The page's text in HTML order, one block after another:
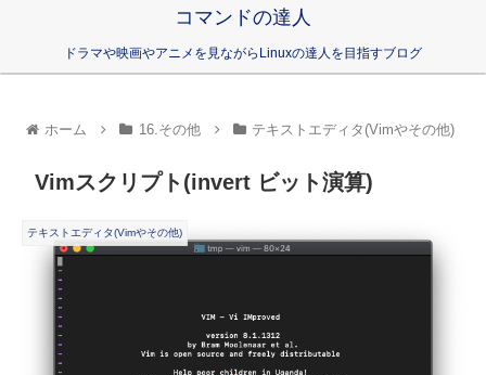
コマンドの達人
ドラマや映画やアニメを見ながらLinuxの達人を目指すブログ
ホーム 16.その他 テキストエディタ(Vimやその他)
Vimスクリプト(invert ビット演算)
テキストエディタ(Vimやその他)